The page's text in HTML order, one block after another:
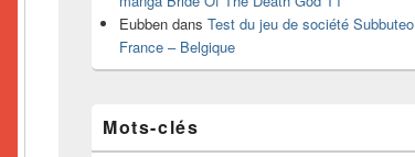
Eubben dans Test du jeu de société Subbuteo
France – Belgique
Mots-clés